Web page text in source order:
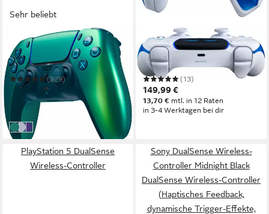
Sehr beliebt
PLAYSTATION 5
DualSense Chroma
Collection PlayStation 5-
Controller(229)
67,57 € UVP 79,99 €
-16%
in 2-3 Werktagen bei dir
Chroma Teal
Chroma Pearl
chroma indigo
PLAYSTATION 5
DualSense ASTRO BOT™
Joyful Limited Edition
PlayStation 5-Controller
(13)
149,99 €
13,70 € mtl. in 12 Raten
in 3-4 Werktagen bei dir
PlayStation 5 DualSense
Wireless-Controller
Sony DualSense Wireless-
Controller Midnight Black
DualSense Wireless-Controller
(Haptisches Feedback,
dynamische Trigger-Effekte,